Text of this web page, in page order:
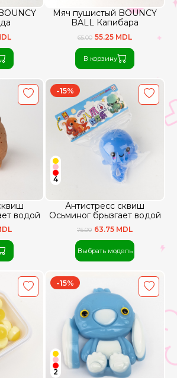
Мяч пушистый BOUNCY
BALL Капибара
65.00 55.25 MDL
В корзину
водой
Антистресс сквиш
Осьминог брызгает водой
-15%
4
75.00 63.75 MDL
Выбрать модель
-15%
2